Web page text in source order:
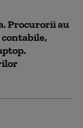
Procurorii au